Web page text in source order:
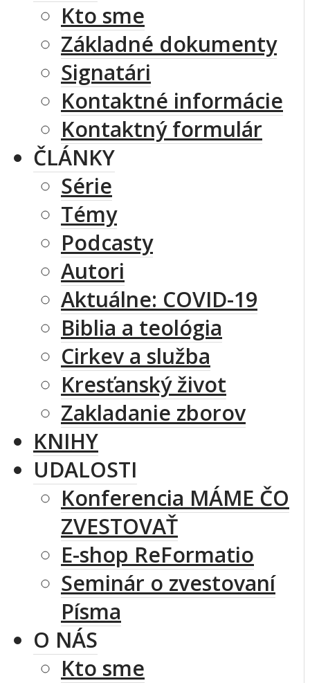
Kto sme
Základné dokumenty
Signatári
Kontaktné informácie
Kontaktný formulár
ČLÁNKY
Série
Témy
Podcasty
Autori
Aktuálne: COVID-19
Biblia a teológia
Cirkev a služba
Kresťanský život
Zakladanie zborov
KNIHY
UDALOSTI
Konferencia MÁME ČO
ZVESTOVAŤ
E-shop ReFormatio
Seminár o zvestovaní
Písma
O NÁS
Kto sme